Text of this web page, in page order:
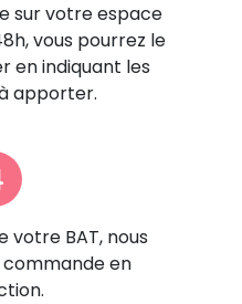
sur votre espace
vous pourrez le
en indiquant les
apporter.
votre BAT, nous
en